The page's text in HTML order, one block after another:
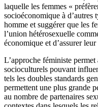
laquelle les femmes «
socioéconomique à d’autres
homme et suggérer que les
l’union hétérosexuelle
économique et d’assurer
L’approche féministe
socioculturels pouvant
tels les doubles standards
permettent une plus grande
au nombre de partenaires